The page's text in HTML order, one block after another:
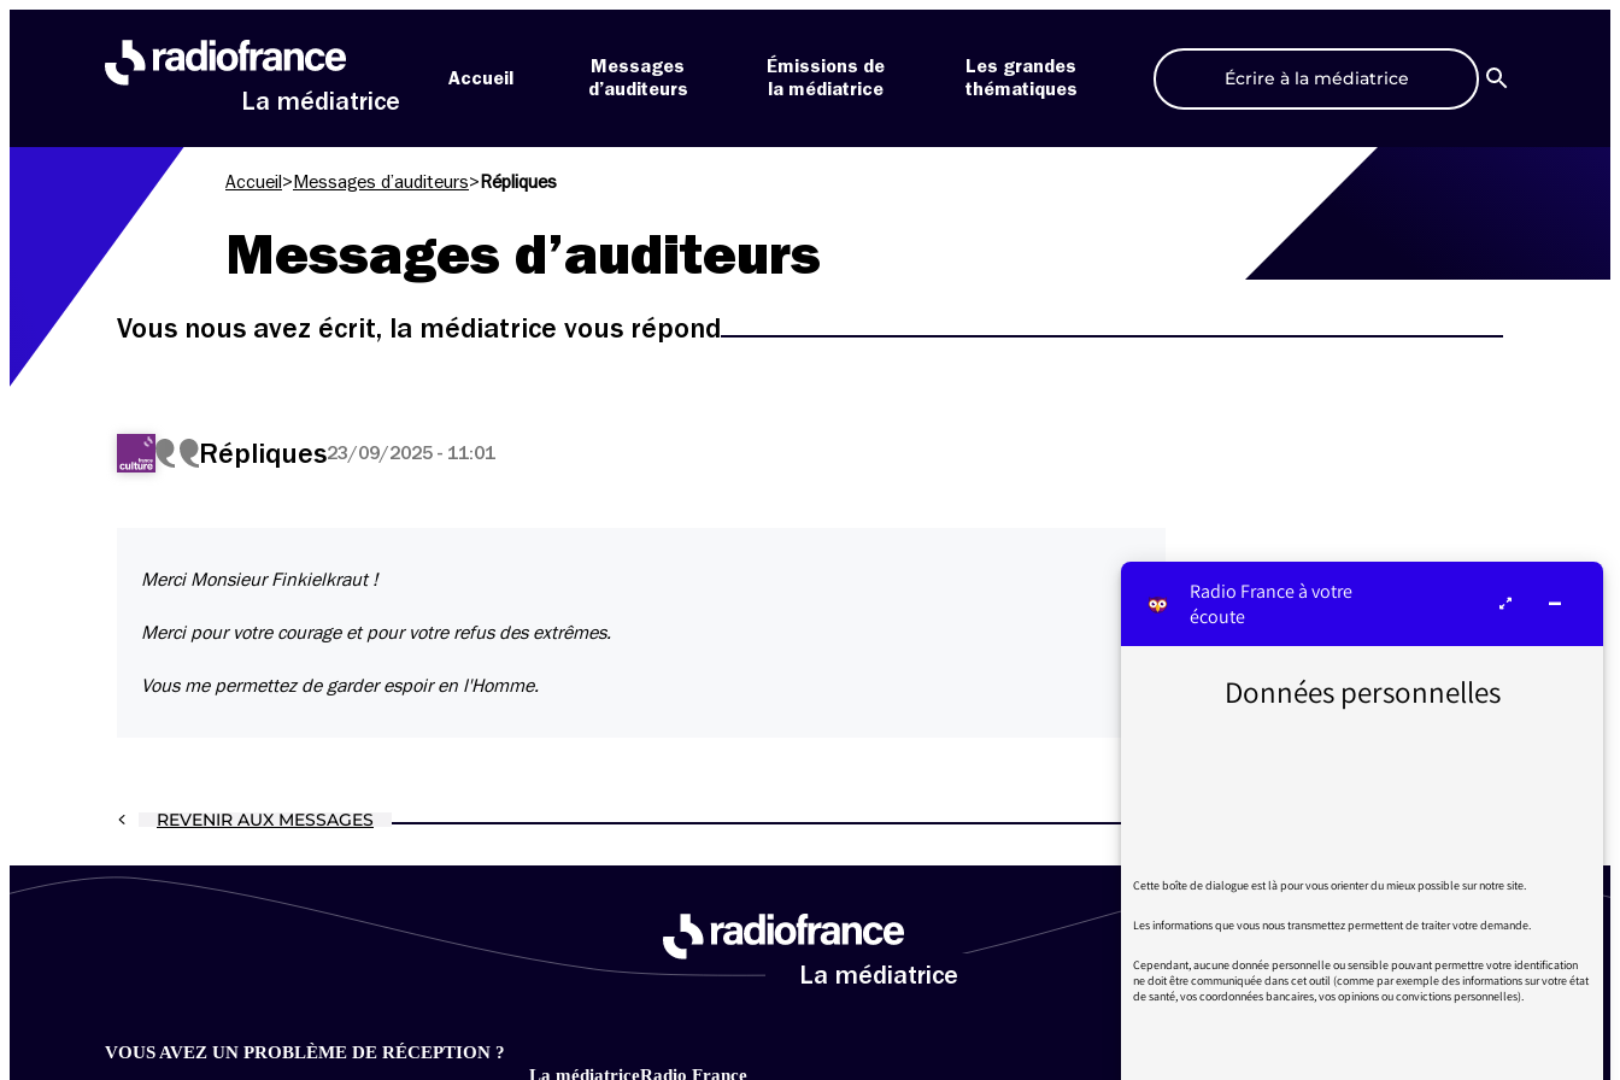
La médiatrice
Accueil
Messages
d’auditeurs
Émissions de
la médiatrice
Les grandes
thématiques
Écrire à la médiatrice
Recherche
Accueil > Messages d’auditeurs> Répliques
Messages d’auditeurs
Vous nous avez écrit, la médiatrice vous répond
Répliques23/09/2025 - 11:01
Merci Monsieur Finkielkraut !
Merci pour votre courage et pour votre refus des extrêmes.
Vous me permettez de garder espoir en l'Homme.
REVENIR AUX MESSAGES
La médiatrice
VOUS AVEZ UN PROBLÈME DE RÉCEPTION ?
La médiatriceRadio France
Radio France à votre
écoute
Données personnelles
Cette boîte de dialogue est là pour vous orienter du mieux possible sur notre site.
Les informations que vous nous transmettez permettent de traiter votre demande.
Cependant, aucune donnée personnelle ou sensible pouvant permettre votre identification
ne doit être communiquée dans cet outil (comme par exemple des informations sur votre état
de santé, vos coordonnées bancaires, vos opinions ou convictions personnelles).